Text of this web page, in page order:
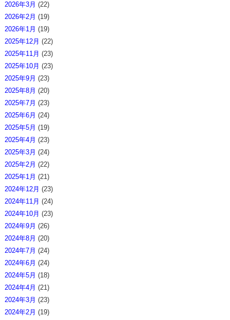
2026年3月 (22)
2026年2月 (19)
2026年1月 (19)
2025年12月 (22)
2025年11月 (23)
2025年10月 (23)
2025年9月 (23)
2025年8月 (20)
2025年7月 (23)
2025年6月 (24)
2025年5月 (19)
2025年4月 (23)
2025年3月 (24)
2025年2月 (22)
2025年1月 (21)
2024年12月 (23)
2024年11月 (24)
2024年10月 (23)
2024年9月 (26)
2024年8月 (20)
2024年7月 (24)
2024年6月 (24)
2024年5月 (18)
2024年4月 (21)
2024年3月 (23)
2024年2月 (19)